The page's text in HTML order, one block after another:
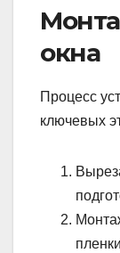
окна
Процесс
ключевых